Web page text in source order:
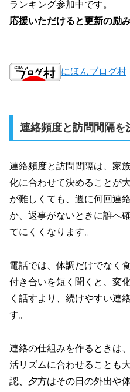
ランキング参加中です。
応援いただけると更新の励
にほんブログ村
連絡頻度と訪問間隔を
連絡頻度と訪問間隔は、家
化に合わせて決めることが
が難しくても、週に何回連
か、返事がないときに誰へ
てにくくなります。
電話では、体調だけでなく
付き合いを短く聞くと、変
く話すより、続けやすい連
す。
連絡の仕組みを作るときは
活リズムに合わせることも
認、夕方はその日の外出や